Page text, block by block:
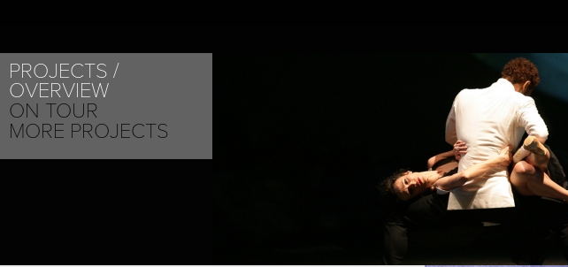
PROJECTS
OVERVIEW
ON TOUR
MORE PROJECTS